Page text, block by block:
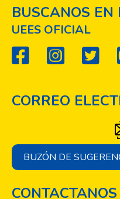
sí mismo
infección
«Las
y la
contra el
ha
efectivo
algunas
no para
un
BUSCANOS EN
UEES OFICIAL
CORREO
BUZÓN DE
CONTACTANOS